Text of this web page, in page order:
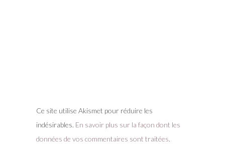
Ce site utilise Akismet pour réduire les
indésirables. En savoir plus sur la façon dont les
données de vos commentaires sont traitées.